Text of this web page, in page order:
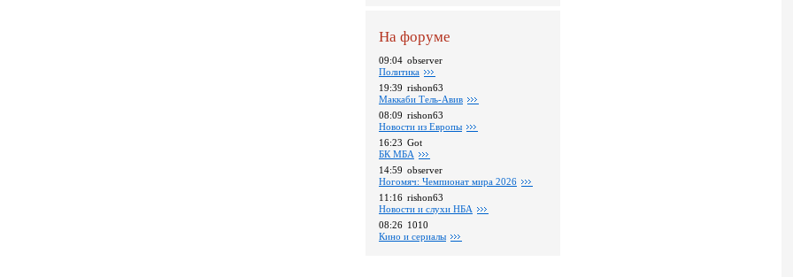
На форуме
09:04 observer
Политика
19:39 rishon63
Маккаби Тель-Авив
08:09 rishon63
Новости из Европы
16:23 Got
БК МБА
14:59 observer
Ногомяч: Чемпионат мира 2026
11:16 rishon63
Новости и слухи НБА
08:26 1010
Кино и сериалы